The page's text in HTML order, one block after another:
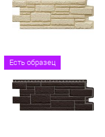
Есть образец